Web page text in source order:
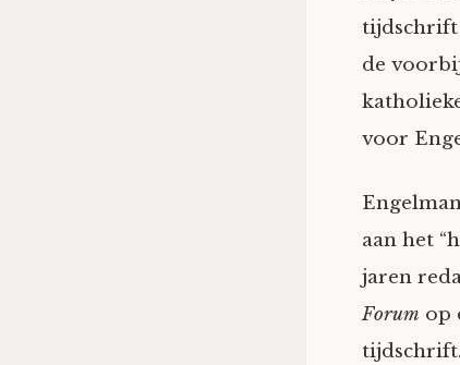
tijdschrift
de
voor
aan het
jaren
Forum op